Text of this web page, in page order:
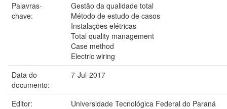
Palavras-
chave:
Gestão da qualidade total
Método de estudo de casos
Instalações elétricas
Total quality management
Case method
Electric wiring
Data do
documento:
7-Jul-2017
Editor:
Universidade Tecnológica Federal do Paraná